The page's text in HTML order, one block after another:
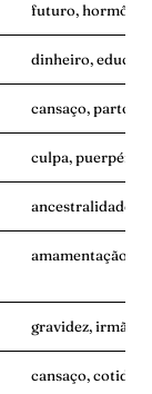
futuro,
dinheiro,
cansaço, parto,
culpa, puerpério,
ancestralidade,
amamentação,
gravidez,
cansaço,